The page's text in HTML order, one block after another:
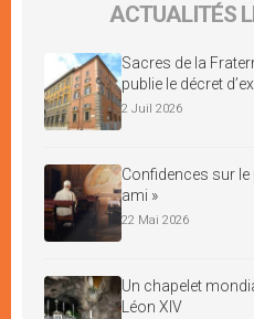
ACTUALITÉS
Sacres de la
publie le décret
2 Juil 2026
Confidences sur le
ami »
22 Mai 2026
Un chapelet
Léon XIV